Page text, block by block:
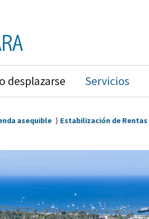
desplazarse Servicios
asequible Estabilización de Rentas